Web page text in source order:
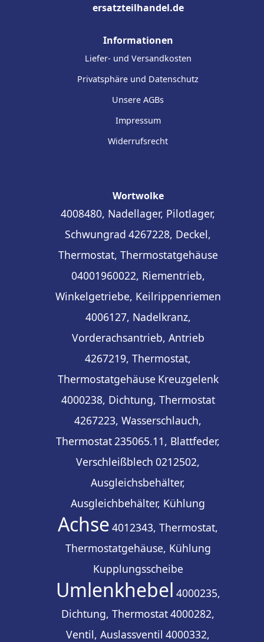
ersatzteilhandel.de
Informationen
Liefer- und Versandkosten
Privatsphäre und Datenschutz
Unsere AGBs
Impressum
Widerrufsrecht
Wortwolke
4008480, Nadellager, Pilotlager,
Schwungrad 4267228, Deckel,
Thermostat, Thermostatgehäuse
04001960022, Riementrieb,
Winkelgetriebe, Keilrippenriemen
4006127, Nadelkranz,
Vorderachsantrieb, Antrieb
4267219, Thermostat,
Thermostatgehäuse Kreuzgelenk
4000238, Dichtung, Thermostat
4267223, Wasserschlauch,
Thermostat235065.11, Blattfeder,
Verschleißblech 0212502,
Ausgleichsbehälter,
Ausgleichbehälter, Kühlung
Achse 4012343, Thermostat,
Thermostatgehäuse, Kühlung
Kupplungsscheibe
Umlenkhebel 4000235,
Dichtung, Thermostat4000282,
Ventil, Auslassventil 4000332,